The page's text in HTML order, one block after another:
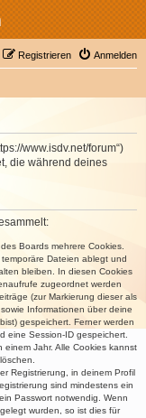
Anmelden
Registrieren
www.isdv.net/forum“)
die während deines
Boards mehrere Cookies.
Dateien ablegt und
bleiben. In diesen Cookies
zugeordnet werden
(zur Markierung dieser als
Informationen über deine
gespeichert. Ferner werden
eine Session-ID gespeichert.
Jahr. Alle Cookies kannst
Registrierung, in deinem Profil
sind mindestens ein
Passwort notwendig. Wenn
wurden, so ist dies für